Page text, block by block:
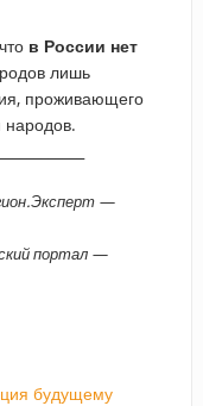
в России нет
лишь
проживающего
народов.
—
портал —
будущему